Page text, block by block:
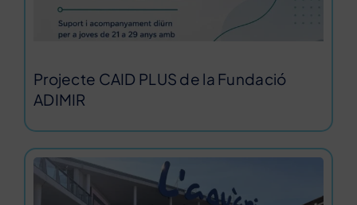
Projecte CAID PLUS de la Fundació
ADIMIR